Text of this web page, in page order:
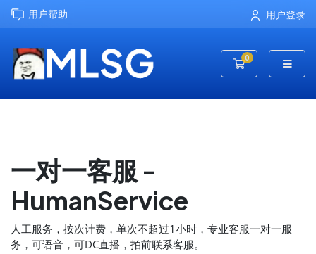
用户帮助 用户登录
0
购物车
一对一客服 -
HumanService
人工服务，按次计费，单次不超过1小时，专业客服一对一服
务，可语音，可DC直播，拍前联系客服。